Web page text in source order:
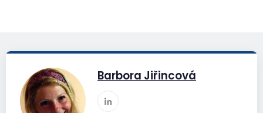
Barbora Jiřincová